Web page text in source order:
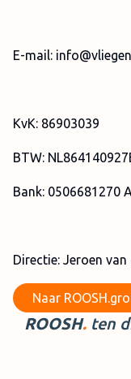
E-mail:
KvK: 86903039
BTW:
Bank: 0506681270
Directie: Jeroen
Naar
ROOSH. ten